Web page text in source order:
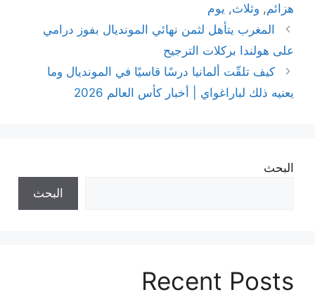
هزائم, وثلاث, يوم
المغرب يتأهل لثمن نهائي المونديال بفوز درامي
على هولندا بركلات الترجيح
كيف تلقّت ألمانيا درسًا قاسيًا في المونديال وما
يعنيه ذلك لباراغواي | أخبار كأس العالم 2026
البحث
البحث
Recent Posts